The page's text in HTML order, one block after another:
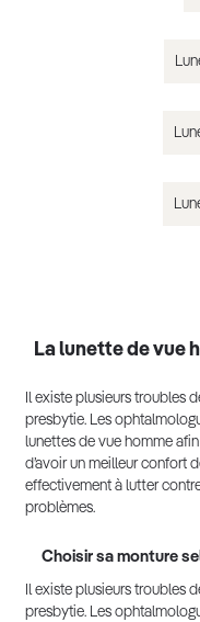
Lunettes
La lunette de vue
Il existe plusieurs troubles
presbytie. Les
lunettes de vue homme afin
d’avoir un meilleur confort
effectivement à lutter
problèmes.
Choisir sa monture
Il existe plusieurs troubles
presbytie. Les